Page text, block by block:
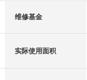
维修基金
实际使用面积